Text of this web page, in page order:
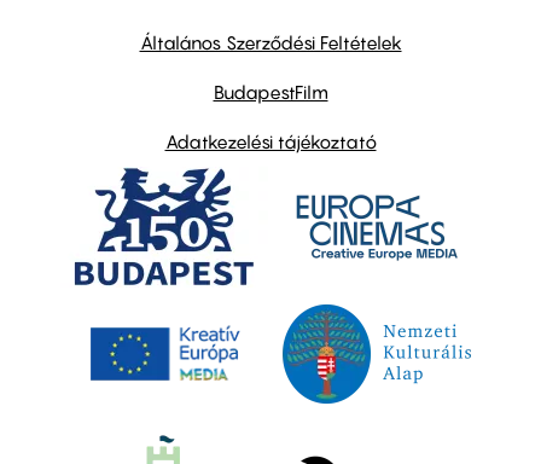
Általános Szerződési Feltételek
BudapestFilm
Adatkezelési tájékoztató